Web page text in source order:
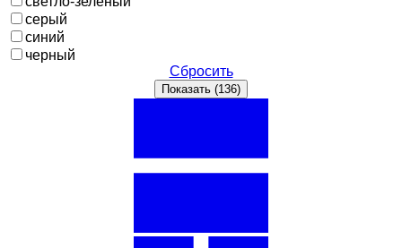
серый
синий
черный
Сбросить
Показать (136)